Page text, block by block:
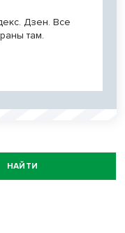
Дзен. Все
там.
НАЙТИ